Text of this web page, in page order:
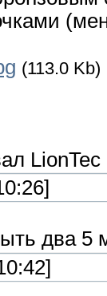
(113.0 Kb)
LionTec
два 5